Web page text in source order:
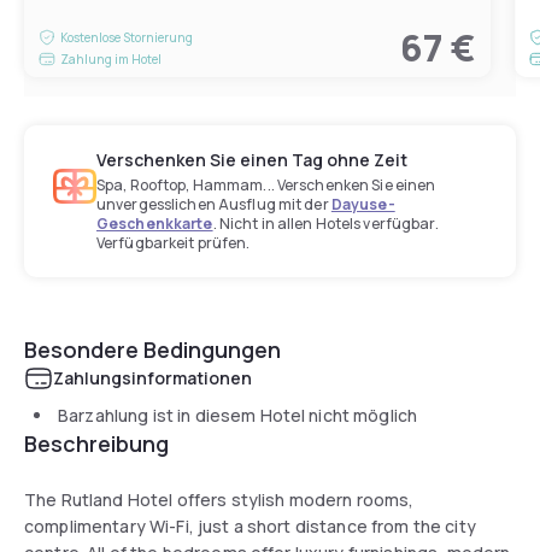
Kostenlose Stornierung
Zahlung im Hotel
67 €
Verschenken Sie einen Tag ohne Zeit
Spa, Rooftop, Hammam... Verschenken Sie einen
unvergesslichen Ausflug mit derDayuse-
Geschenkkarte. Nicht in allen Hotels verfügbar.
Verfügbarkeit prüfen.
Besondere Bedingungen
Zahlungsinformationen
Barzahlung ist in diesem Hotel nicht möglich
Beschreibung
The Rutland Hotel offers stylish modern rooms,
complimentary Wi-Fi, just a short distance from the city